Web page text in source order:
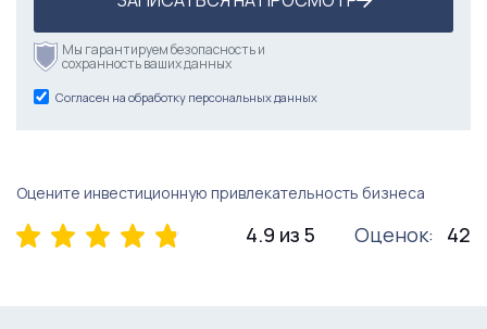
Мы гарантируем безопасность и
сохранность ваших данных
Согласен на обработку персональных данных
Оцените инвестиционную привлекательность бизнеса
4.9 из 5 Оценок: 42